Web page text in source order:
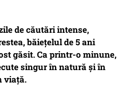
de căutări intense,
băiețelul de 5 ani
găsit. Ca printr-o minune,
singur în natură și în
viață.